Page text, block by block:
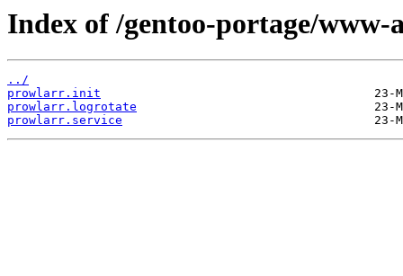
Index of /gentoo-portage/
../
prowlarr.init
prowlarr.logrotate
prowlarr.service